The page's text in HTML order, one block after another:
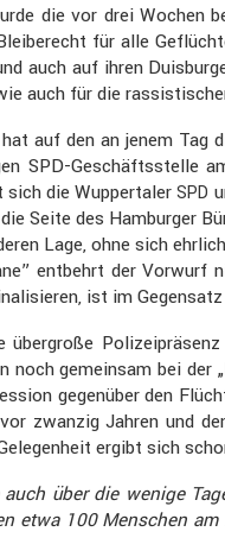
die vor drei Wochen
für alle
auch auf ihren
auch für die
hat auf den an jenem Tag
SPD-Geschäfts­stelle
sich die Wupper­talerSPD
Seite des Hamburger
Lage, ohne sich
entbehrt der
ist im
noch gemeinsam bei der
gegen­über den
zwanzig Jahren und
ergibt sich
über die wenige
etwa 100 Menschen